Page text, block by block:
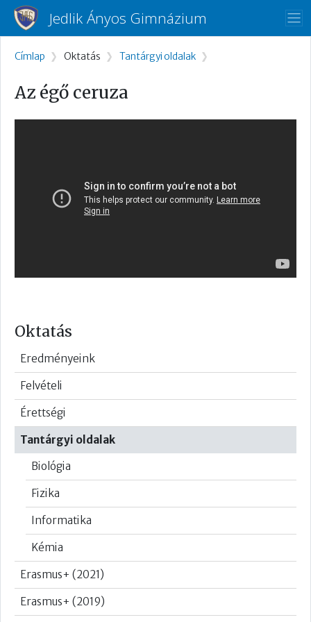
Ugrás a tartalomra
Jedlik Ányos Gimnázium
Oktatás
Eredményeink
Felvételi
Érettségi
Tantárgyi oldalak
Biológia
Fizika
Informatika
Kémia
Erasmus+ (2021)
Erasmus+ (2019)
Morzsa
Címlap Oktatás Tantárgyi oldalak
Az égő ceruza